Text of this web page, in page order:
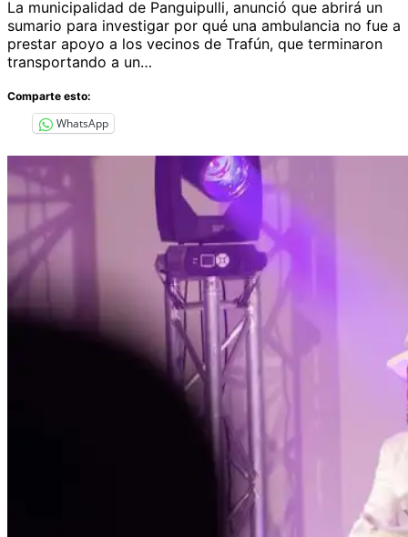
La municipalidad de Panguipulli, anunció que abrirá un
sumario para investigar por qué una ambulancia no fue a
prestar apoyo a los vecinos de Trafún, que terminaron
transportando a un…
Comparte esto:
WhatsApp